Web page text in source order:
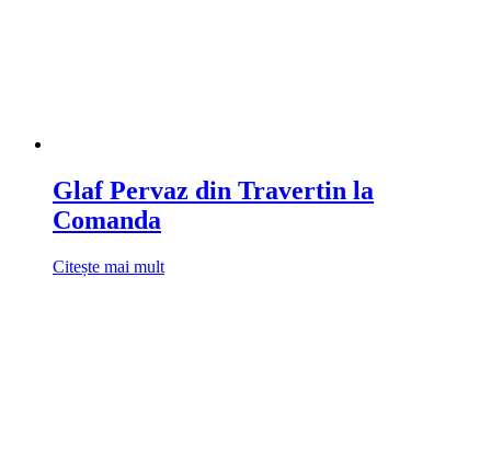
Glaf Pervaz din Travertin la
Comanda
Citește mai mult